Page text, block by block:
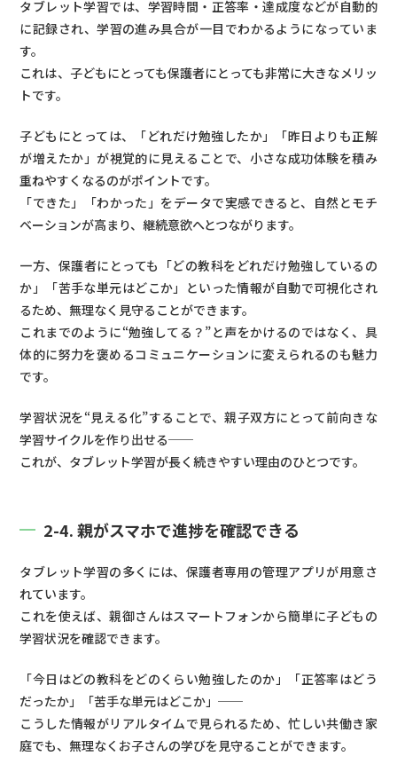
タブレット学習では、学習時間・正答率・達成度などが自動的
に記録され、学習の進み具合が一目でわかるようになっていま
す。
これは、子どもにとっても保護者にとっても非常に大きなメリッ
トです。
子どもにとっては、「どれだけ勉強したか」「昨日よりも正解
が増えたか」が視覚的に見えることで、小さな成功体験を積み
重ねやすくなるのがポイントです。
「できた」「わかった」をデータで実感できると、自然とモチ
ベーションが高まり、継続意欲へとつながります。
一方、保護者にとっても「どの教科をどれだけ勉強しているの
か」「苦手な単元はどこか」といった情報が自動で可視化され
るため、無理なく見守ることができます。
これまでのように“勉強してる？”と声をかけるのではなく、具
体的に努力を褒めるコミュニケーションに変えられるのも魅力
です。
学習状況を“見える化”することで、親子双方にとって前向きな
学習サイクルを作り出せる──
これが、タブレット学習が長く続きやすい理由のひとつです。
2-4. 親がスマホで進捗を確認できる
タブレット学習の多くには、保護者専用の管理アプリが用意さ
れています。
これを使えば、親御さんはスマートフォンから簡単に子どもの
学習状況を確認できます。
「今日はどの教科をどのくらい勉強したのか」「正答率はどう
だったか」「苦手な単元はどこか」──
こうした情報がリアルタイムで見られるため、忙しい共働き家
庭でも、無理なくお子さんの学びを見守ることができます。